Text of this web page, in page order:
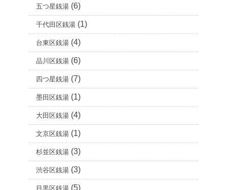
五つ星銭湯 (6)
千代田区銭湯 (1)
台東区銭湯 (4)
品川区銭湯 (6)
四つ星銭湯 (7)
墨田区銭湯 (1)
大田区銭湯 (4)
文京区銭湯 (1)
杉並区銭湯 (3)
渋谷区銭湯 (3)
目黒区銭湯 (5)